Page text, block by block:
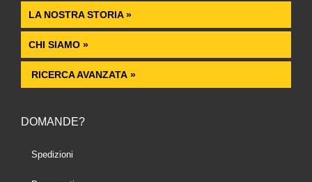
LA NOSTRA STORIA »
CHI SIAMO »
RICERCA AVANZATA »
DOMANDE?
Spedizioni